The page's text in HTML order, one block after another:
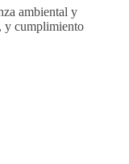
ambiental y
y cumplimiento